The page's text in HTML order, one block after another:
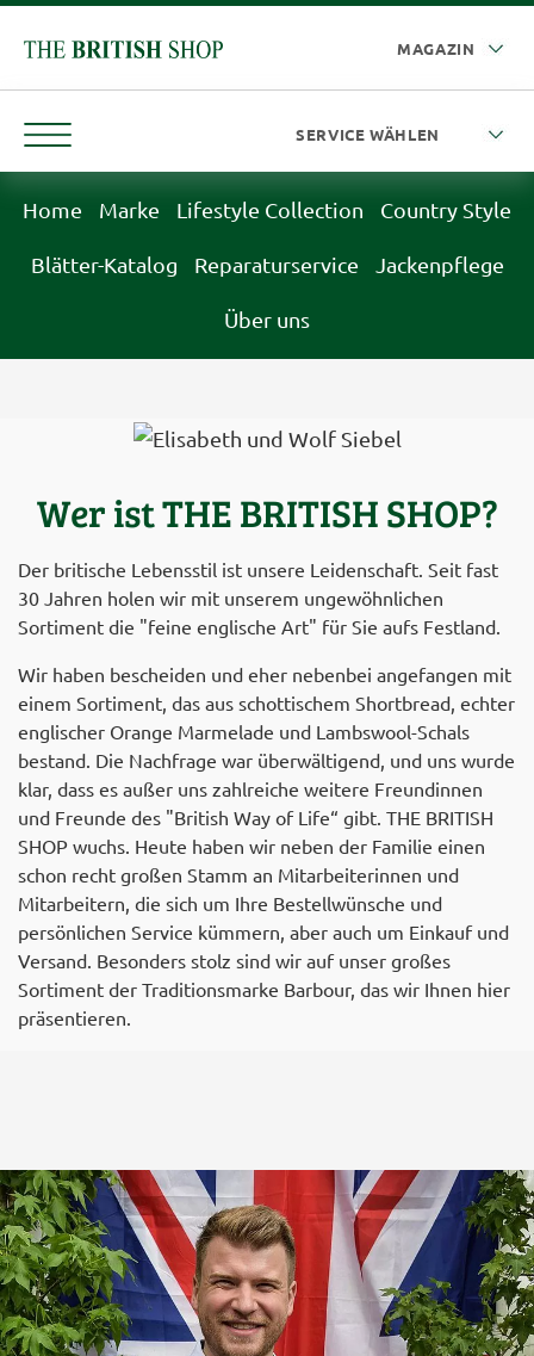
Home Marke Lifestyle Collection Country Style
Blätter-Katalog Reparaturservice Jackenpflege
Über uns
Wer ist THE BRITISH SHOP?
Der britische Lebensstil ist unsere Leidenschaft. Seit fast
30 Jahren holen wir mit unserem ungewöhnlichen
Sortiment die "feine englische Art" für Sie aufs Festland.
Wir haben bescheiden und eher nebenbei angefangen mit
einem Sortiment, das aus schottischem Shortbread, echter
englischer Orange Marmelade und Lambswool-Schals
bestand. Die Nachfrage war überwältigend, und uns wurde
klar, dass es außer uns zahlreiche weitere Freundinnen
und Freunde des "British Way of Life“ gibt. THE BRITISH
SHOP wuchs. Heute haben wir neben der Familie einen
schon recht großen Stamm an Mitarbeiterinnen und
Mitarbeitern, die sich um Ihre Bestellwünsche und
persönlichen Service kümmern, aber auch um Einkauf und
Versand. Besonders stolz sind wir auf unser großes
Sortiment der Traditionsmarke Barbour, das wir Ihnen hier
präsentieren.